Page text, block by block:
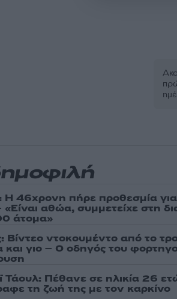
Η 46χρονη πήρε προθεσμία
«Είναι αθώα, συμμετείχε στη
άτομα»
Βίντεο ντοκουμέντο από το
και γιο – Ο οδηγός του
Τάουλ: Πέθανε σε ηλικία 26
τη ζωή της με τον καρκίνο